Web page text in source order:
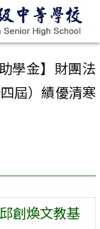
助學金】財團法
屆）績優清寒
創煥文教基